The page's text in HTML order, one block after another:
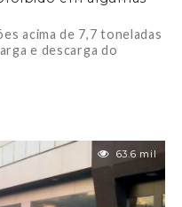
acima de 7,7 toneladas
e descarga do
63.6 mil